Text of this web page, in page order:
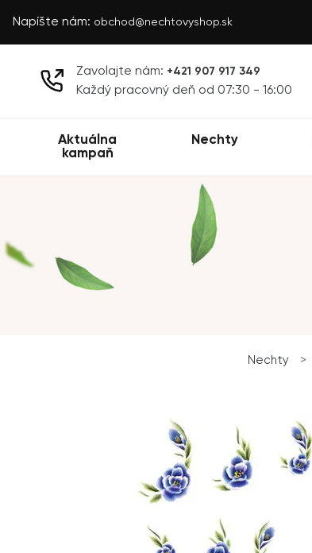
Napíšte nám: obchod@nechtovyshop.sk
Zavolajte nám: +421 907 917 349
Každý pracovný deň od 07:30 - 16:00
Aktuálna
kampaň
Nechty
Nechty >